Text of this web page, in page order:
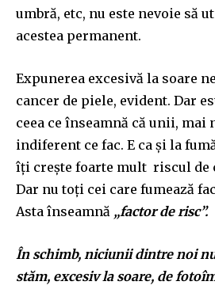
umbră, etc, nu este nevoie să
acestea permanent.
Expunerea excesivă la soare
cancer de piele, evident. Dar
ceea ce înseamnă că unii, mai
indiferent ce fac. E ca și la
îți crește foarte mult riscul de
Dar nu toți cei care fumează
Asta înseamnă „factor de risc”.
În schimb, niciunii dintre noi
stăm, excesiv la soare, de